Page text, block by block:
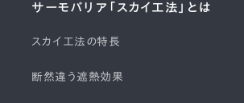
サーモバリア「スカイ工法」とは
スカイ工法の特長
断然違う遮熱効果